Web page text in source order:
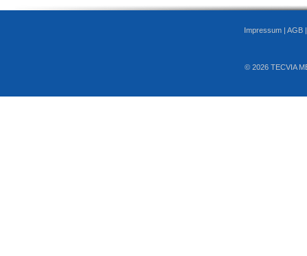
Impressum | AGB
© 2026 TECVIA